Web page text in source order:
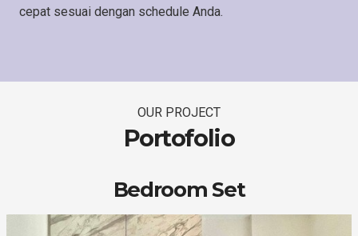
cepat sesuai dengan schedule Anda.
OUR PROJECT
Portofolio
Bedroom Set